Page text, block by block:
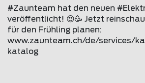
#Zaunteam hat den neuen
veröffentlicht! 😍🥳 Jetzt
für den Frühling planen:
www.zaunteam.ch/de/services/
katalog